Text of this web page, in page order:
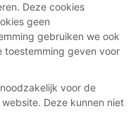
Deze cookies
geen
gebruiken we ook
toestemming geven voor
voor de
Deze kunnen niet